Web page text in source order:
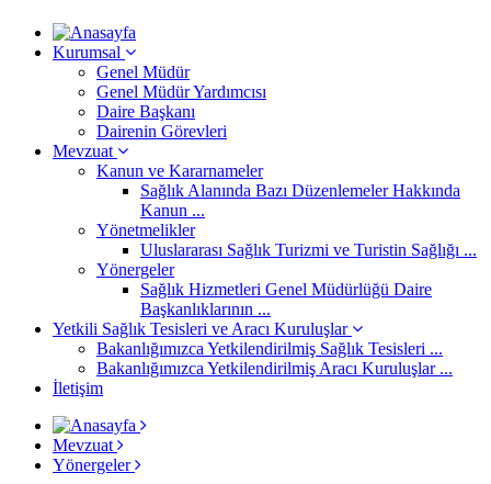
Kurumsal
Genel Müdür
Genel Müdür Yardımcısı
Daire Başkanı
Dairenin Görevleri
Mevzuat
Kanun ve Kararnameler
Sağlık Alanında Bazı Düzenlemeler Hakkında
Kanun ...
Yönetmelikler
Uluslararası Sağlık Turizmi ve Turistin Sağlığı ...
Yönergeler
Sağlık Hizmetleri Genel Müdürlüğü Daire
Başkanlıklarının ...
Yetkili Sağlık Tesisleri ve Aracı Kuruluşlar
Bakanlığımızca Yetkilendirilmiş Sağlık Tesisleri ...
Bakanlığımızca Yetkilendirilmiş Aracı Kuruluşlar ...
İletişim
Mevzuat
Yönergeler